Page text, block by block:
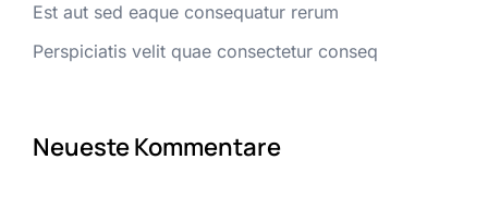
Est aut sed eaque consequatur rerum
Perspiciatis velit quae consectetur conseq
Neueste Kommentare